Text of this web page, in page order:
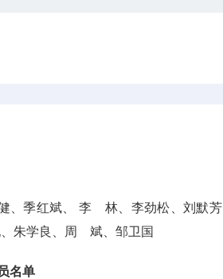
、季红斌、 李 林、李劲松、刘默
朱学良、周 斌、邹卫国
名单